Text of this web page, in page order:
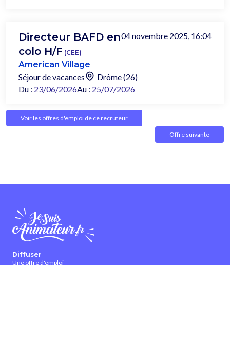
Directeur BAFD en
colo H/F (CEE)
04 novembre 2025, 16:04
American Village
Séjour de vacances
Drôme (26)
Du : 23/06/2026Au : 25/07/2026
Voir les offres d'emploi de ce recruteur
Offre suivante
Diffuser
Une offre d'emploi